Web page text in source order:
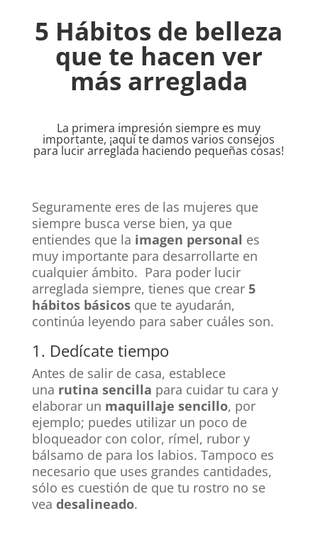
5 Hábitos de belleza
que te hacen ver
más arreglada
La primera impresión siempre es muy
importante, ¡aquí te damos varios consejos
para lucir arreglada haciendo pequeñas cosas!
Seguramente eres de las mujeres que
siempre busca verse bien, ya que
entiendes que la imagen personal es
muy importante para desarrollarte en
cualquier ámbito. Para poder lucir
arreglada siempre, tienes que crear 5
hábitos básicos que te ayudarán,
continúa leyendo para saber cuáles son.
1. Dedícate tiempo
Antes de salir de casa, establece
una rutina sencilla para cuidar tu cara y
elaborar un maquillaje sencillo, por
ejemplo; puedes utilizar un poco de
bloqueador con color, rímel, rubor y
bálsamo de para los labios. Tampoco es
necesario que uses grandes cantidades,
sólo es cuestión de que tu rostro no se
vea desalineado.